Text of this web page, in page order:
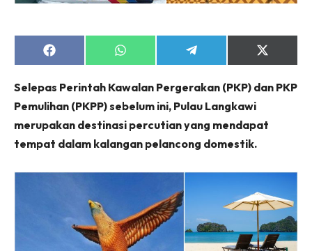
Share
on
Share
on
Share
on
Share
on
(Twitter)
Selepas Perintah Kawalan Pergerakan (PKP) dan PKP
Pemulihan (PKPP) sebelum ini, Pulau Langkawi
merupakan destinasi percutian yang mendapat
tempat dalam kalangan pelancong domestik.